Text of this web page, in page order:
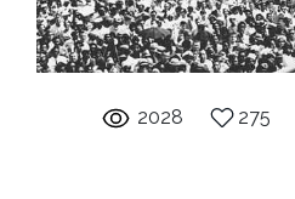
2028 275